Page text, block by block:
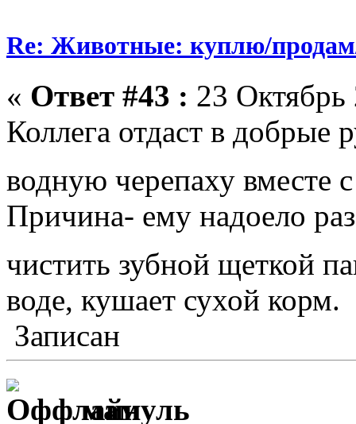
Re: Животные: куплю/
« Ответ #43 : 23
Коллега отдаст в добрые
водную черепаху вместе
Причина- ему надоело
чистить зубной щеткой
воде, кушает сухой корм.
Записан
мамуль